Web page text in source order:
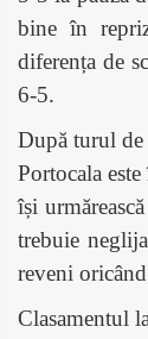
bine în
diferența de
6-5.
După turul
Portocala
își
trebuie
reveni
Clasamentul